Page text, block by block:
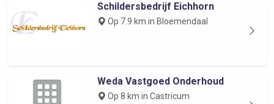
Schildersbedrijf Eichhorn
Op 7.9 km in Bloemendaal
Weda Vastgoed Onderhoud
Op 8 km in Castricum